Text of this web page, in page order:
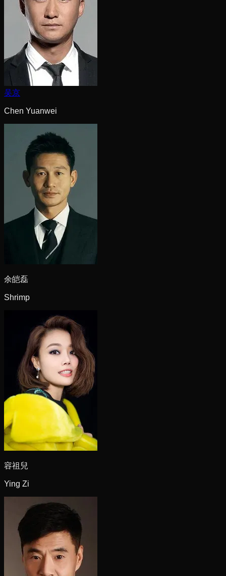
吴京
Chen Yuanwei
余皑磊
Shrimp
容祖兒
Ying Zi